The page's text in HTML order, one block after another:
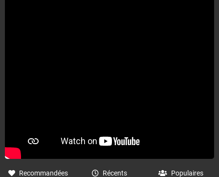
Recommandées Récents Populaires